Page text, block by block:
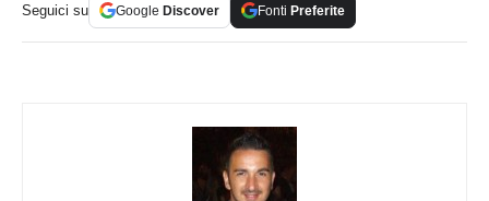
Seguici su Google Discover Fonti Preferite